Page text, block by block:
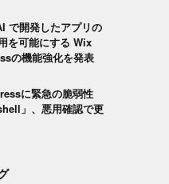
で開発したアプリの
を可能にする Wix
の機能強化を発表
に緊急の脆弱性
」、悪用確認で更